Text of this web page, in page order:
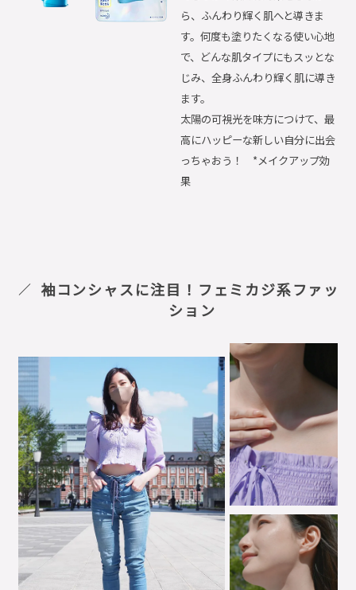
ら、ふんわり輝く肌へと導きま
す。何度も塗りたくなる使い心地
で、どんな肌タイプにもスッとな
じみ、全身ふんわり輝く肌に導き
ます。
太陽の可視光を味方につけて、最
高にハッピーな新しい自分に出会
っちゃおう！ *メイクアップ効
果
袖コンシャスに注目！フェミカジ系ファッ
ション